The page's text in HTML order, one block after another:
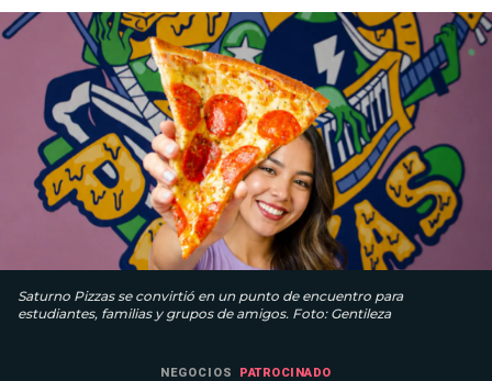
Saturno Pizzas se convirtió en un punto de encuentro para
estudiantes, familias y grupos de amigos. Foto: Gentileza
NEGOCIOS PATROCINADO